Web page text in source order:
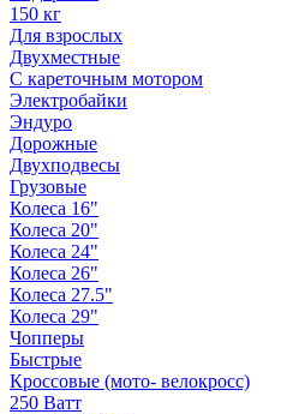
150 кг
Для взрослых
Двухместные
С кареточным мотором
Электробайки
Эндуро
Дорожные
Двухподвесы
Грузовые
Колеса 16"
Колеса 20"
Колеса 24"
Колеса 26"
Колеса 27.5"
Колеса 29"
Чопперы
Быстрые
Кроссовые (мото- велокросс)
250 Ватт